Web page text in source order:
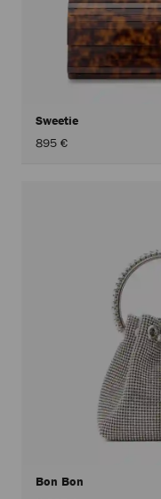
Sweetie
895 €
Bon Bon